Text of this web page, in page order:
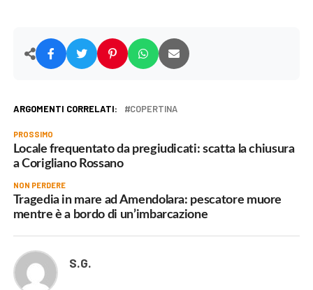
ARGOMENTI CORRELATI: COPERTINA
PROSSIMO
Locale frequentato da pregiudicati: scatta la chiusura
a Corigliano Rossano
NON PERDERE
Tragedia in mare ad Amendolara: pescatore muore
mentre è a bordo di un’imbarcazione
S.G.